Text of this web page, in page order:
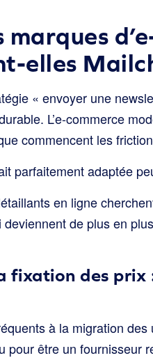
marques
elles
« envoyer une
L’e-commerce
commencent les
parfaitement adaptée
en ligne
de plus en
fixation des prix
à la migration
pour être un fournisseur